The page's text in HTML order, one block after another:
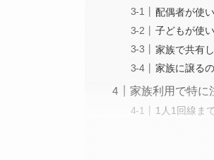
配偶者が使
子どもが使
家族で共有
家族に譲る
家族利用で特に
1人1回線ま